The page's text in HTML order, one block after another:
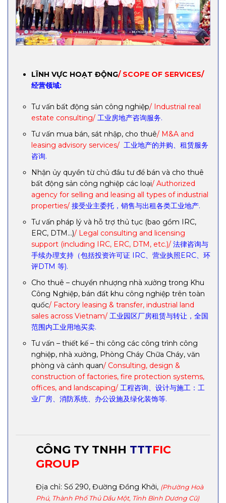
LĨNH VỰC HOẠT ĐỘNG/ SCOPE OF SERVICES/
经营领域:
Tư vấn bất động sản công nghiệp/ Industrial real
estate consulting/ 工业房地产咨询服务.
Tư vấn mua bán, sát nhập, cho thuê/ M&A and
leasing advisory services/ 工业地产的并购、租赁服务
咨询.
Nhận ủy quyền từ chủ đầu tư để bán và cho thuê
bất động sản công nghiệp các loại/ Authorized
agency for selling and leasing all types of industrial
properties/ 接受业主委托，销售与出租各类工业地产.
Tư vấn pháp lý và hỗ trợ thủ tục (bao gồm IRC,
ERC, DTM…)/ Legal consulting and licensing
support (including IRC, ERC, DTM, etc.)/ 法律咨询与
手续办理支持（包括投资许可证 IRC、营业执照ERC、环
评DTM 等).
Cho thuê – chuyển nhượng nhà xưởng trong Khu
Công Nghiệp, bán đất khu công nghiệp trên toàn
quốc/ Factory leasing & transfer, industrial land
sales across Vietnam/ 工业园区厂房租赁与转让，全国
范围内工业用地买卖.
Tư vấn – thiết kế – thi công các công trình công
nghiệp, nhà xưởng, Phòng Cháy Chữa Cháy, văn
phòng và cảnh quan/ Consulting, design &
construction of factories, fire protection systems,
offices, and landscaping/ 工程咨询、设计与施工：工
业厂房、消防系统、办公设施及绿化装饰等.
CÔNG TY TNHH TTTFIC
GROUP
Địa chỉ: Số 290, Đường Đồng Khởi, (Phường Hoà
Phú, Thành Phố Thủ Dầu Một, Tỉnh Bình Dương Cũ)